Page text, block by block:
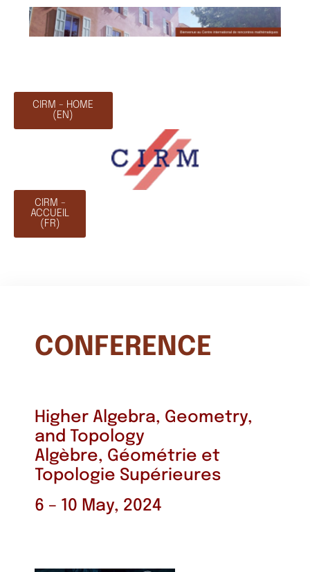
CIRM - HOME
(EN)
CIRM -
ACCUEIL
(FR)
CONFERENCE
Higher Algebra, Geometry,
and Topology
Algèbre, Géométrie et
Topologie Supérieures
6 – 10 May, 2024